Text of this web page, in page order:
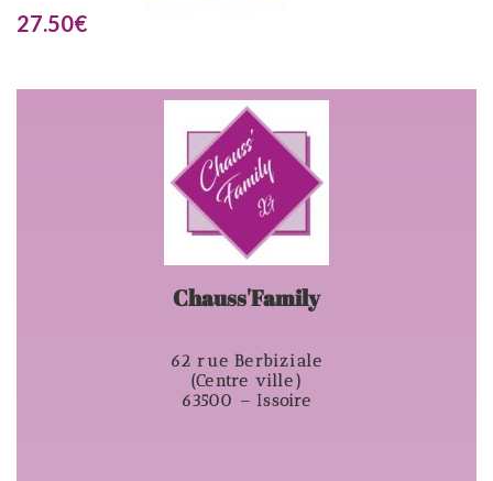
27.50€
Chauss'Family
62 rue Berbiziale
(Centre ville)
63500 – Issoire